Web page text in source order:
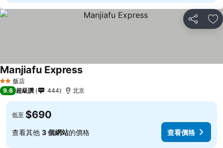
分享 加
2 星級飯店
Manjiafu Express
9.6 超級讚 444 北京
低至 $690
查看其他 3 個網站的價格 查看價格